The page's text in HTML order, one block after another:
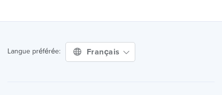
Langue préférée: Français